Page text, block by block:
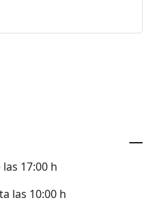
17:00 h
las 10:00 h